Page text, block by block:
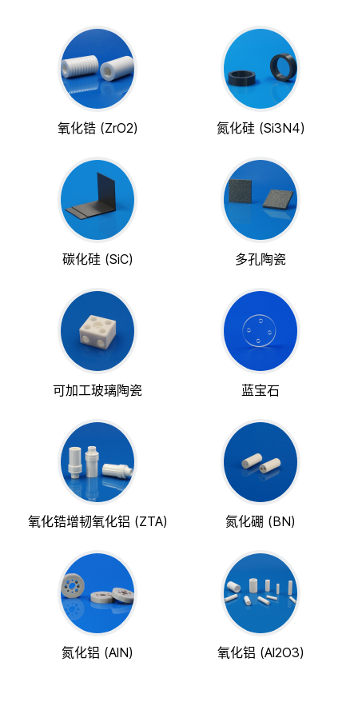
氧化锆 (ZrO2) 氮化硅 (Si3N4)
碳化硅 (SiC) 多孔陶瓷
可加工玻璃陶瓷 蓝宝石
氧化锆增韧氧化铝 (ZTA) 氮化硼 (BN)
氮化铝 (AlN) 氧化铝 (Al2O3)